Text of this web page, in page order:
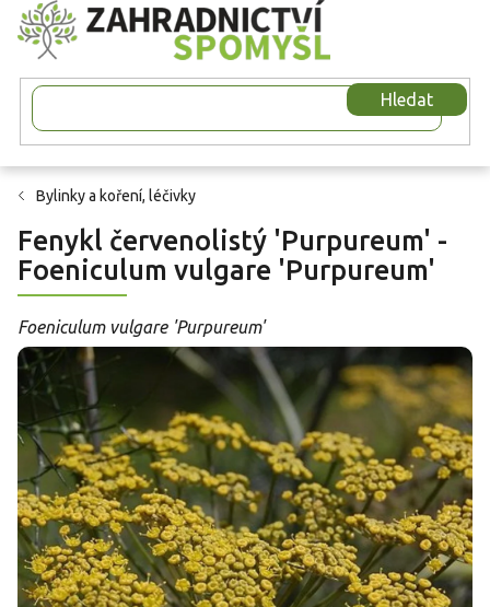
Přejít
na
obsah
Hledat
Bylinky a koření, léčivky
Fenykl červenolistý 'Purpureum' -
Foeniculum vulgare 'Purpureum'
Foeniculum vulgare 'Purpureum'